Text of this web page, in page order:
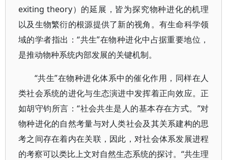
exiting theory）的延展，皆为探究物种进化的机理
以及生物繁衍的根源提供了新的视角。有生命科学领
域的学者指出：“共生”在物种进化中占据重要地位，
是推动物种系统内部发展的关键机制。
“共生”在物种进化体系中的催化作用，同样在人
类社会系统的进化与生态演进中发挥着正向效应。正
如胡守钧所言：“社会共生是人的基本存在方式。”对
物种进化的自然考量与对人类社会及其关系建构的思
考之间存在着内在关联，因此，对社会体系发展进程
的考察可以类比上文对自然生态系统的探讨。“共生理